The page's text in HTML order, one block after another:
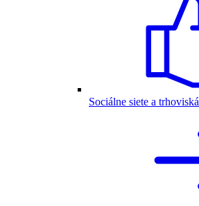
Sociálne siete a trhoviská